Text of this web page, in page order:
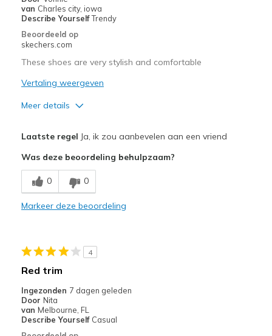
View On Shoes
Shoes are for Wearing
van Charles city, iowa
Describe YourselfTrendy
Beoordeeld op
skechers.com
These shoes are very stylish and comfortable
Vertaling weergeven
Meer details
Breathe Well
Comfortable
Beste toepassingen
Travel
Width
Laatste regel Ja, ik zou aanbevelen aan een vriend
Was deze beoordeling behulpzaam?
0 0
Markeer deze beoordeling
4
Red trim
Ingezonden 7 dagen geleden
Door Nita
van Melbourne, FL
Describe Yourself Casual